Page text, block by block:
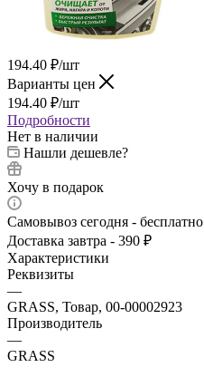
194.40 ₽/шт
Варианты цен
194.40 ₽/шт
Подробности
Нет в наличии
Нашли дешевле?
Хочу в подарок
Самовывоз сегодня - бесплатно
Доставка завтра - 390 ₽
Характеристики
Реквизиты
—
GRASS, Товар, 00-00002923
Производитель
—
GRASS